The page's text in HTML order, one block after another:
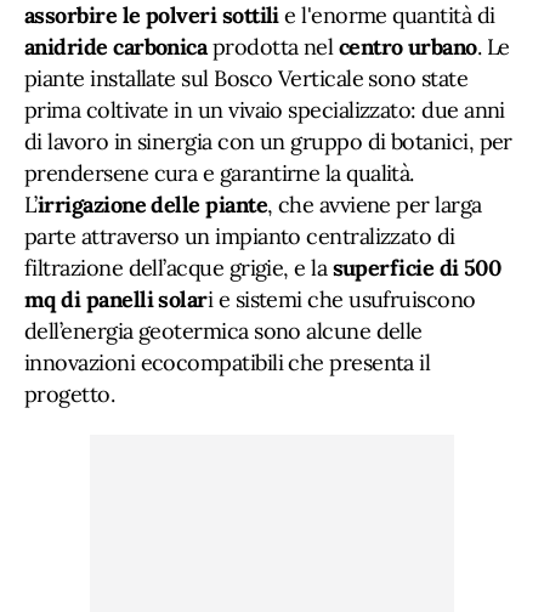
assorbire le polveri sottilie l'enorme quantità di
anidride carbonicaprodotta nelcentro urbano. Le
piante installate sul Bosco Verticale sono state
prima coltivate in un vivaio specializzato: due anni
di lavoro in sinergia con un gruppo di botanici, per
prendersene cura e garantirne la qualità.
L’irrigazione delle piante, che avviene per larga
parte attraverso un impianto centralizzato di
filtrazione dell’acque grigie, e lasuperficie di 500
mq di panelli solari e sistemi che usufruiscono
dell’energia geotermica sono alcune delle
innovazioni ecocompatibili che presenta il
progetto.